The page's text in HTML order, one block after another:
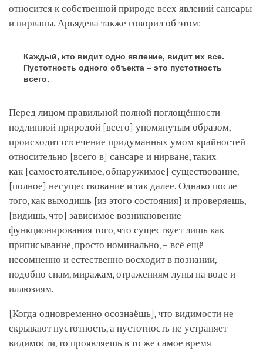
относится к собственной природе всех явлений сансары
и нирваны. Арьядева также говорил об этом:
Каждый, кто видит одно явление, видит их все.
Пустотность одного объекта – это пустотность
всего.
Перед лицом правильной полной поглощённости
подлинной природой [всего] упомянутым образом,
происходит отсечение придуманных умом крайностей
относительно [всего в] сансаре и нирване, таких
как [самостоятельное, обнаружимое] существование,
[полное] несуществование и так далее. Однако после
того, как выходишь [из этого состояния] и проверяешь,
[видишь, что] зависимое возникновение
функционирования того, что существует лишь как
приписывание, просто номинально, – всё ещё
несомненно и естественно восходит в познании,
подобно снам, миражам, отражениям луны на воде и
иллюзиям.
[Когда одновременно осознаёшь], что видимости не
скрывают пустотность, а пустотность не устраняет
видимости, то проявляешь в то же самое время